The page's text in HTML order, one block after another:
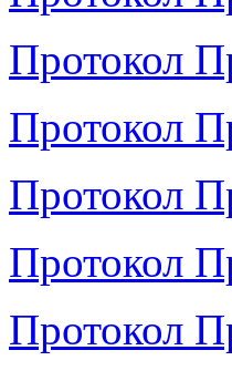
Протокол
Протокол
Протокол
Протокол
Протокол